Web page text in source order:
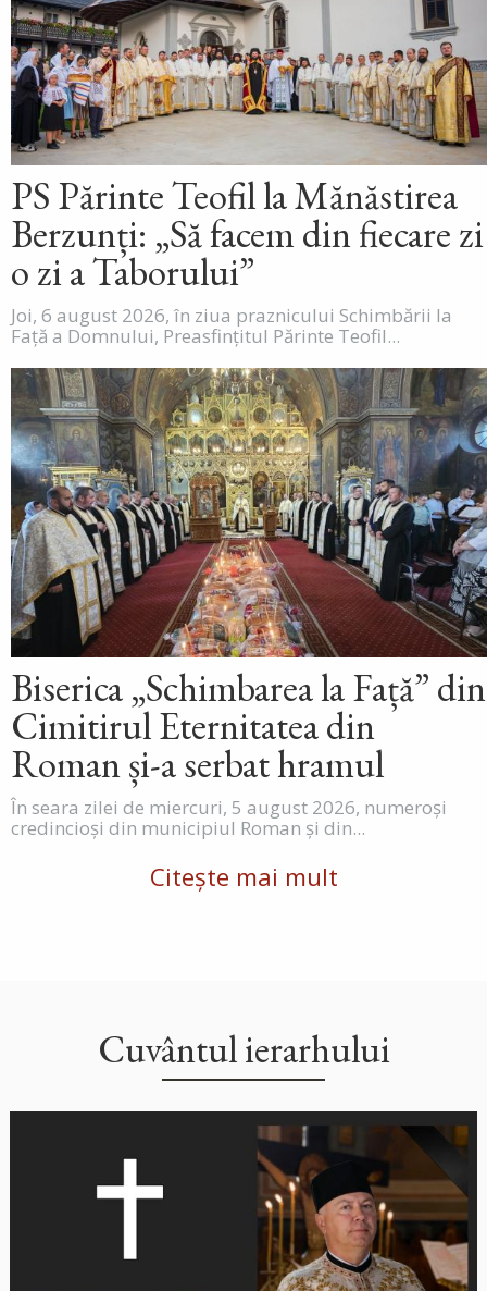
PS Părinte Teofil la Mănăstirea
Berzunți: „Să facem din fiecare zi
o zi a Taborului”
Joi, 6 august 2026, în ziua praznicului Schimbării la
Față a Domnului, Preasfințitul Părinte Teofil...
Biserica „Schimbarea la Față” din
Cimitirul Eternitatea din
Roman și-a serbat hramul
În seara zilei de miercuri, 5 august 2026, numeroși
credincioși din municipiul Roman și din...
Citește mai mult
Cuvântul ierarhului